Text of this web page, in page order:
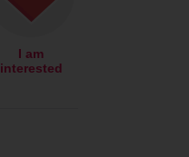
I am
interested